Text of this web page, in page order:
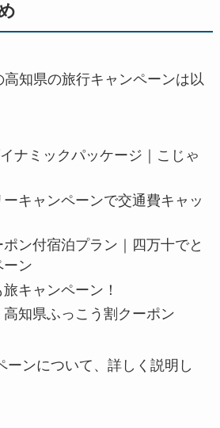
知県の旅行キャンペーンは以
ナミックパッケージ｜こじゃ
キャンペーンで交通費キャッ
ン付宿泊プラン｜四万十でと
ーン
キャンペーン！
知県ふっこう割クーポン
ーンについて、詳しく説明し